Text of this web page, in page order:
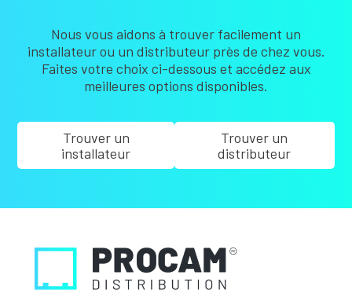
Nous vous aidons à trouver facilement un
installateur ou un distributeur près de chez vous.
Faites votre choix ci-dessous et accédez aux
meilleures options disponibles.
Trouver un
installateur
Trouver un
distributeur